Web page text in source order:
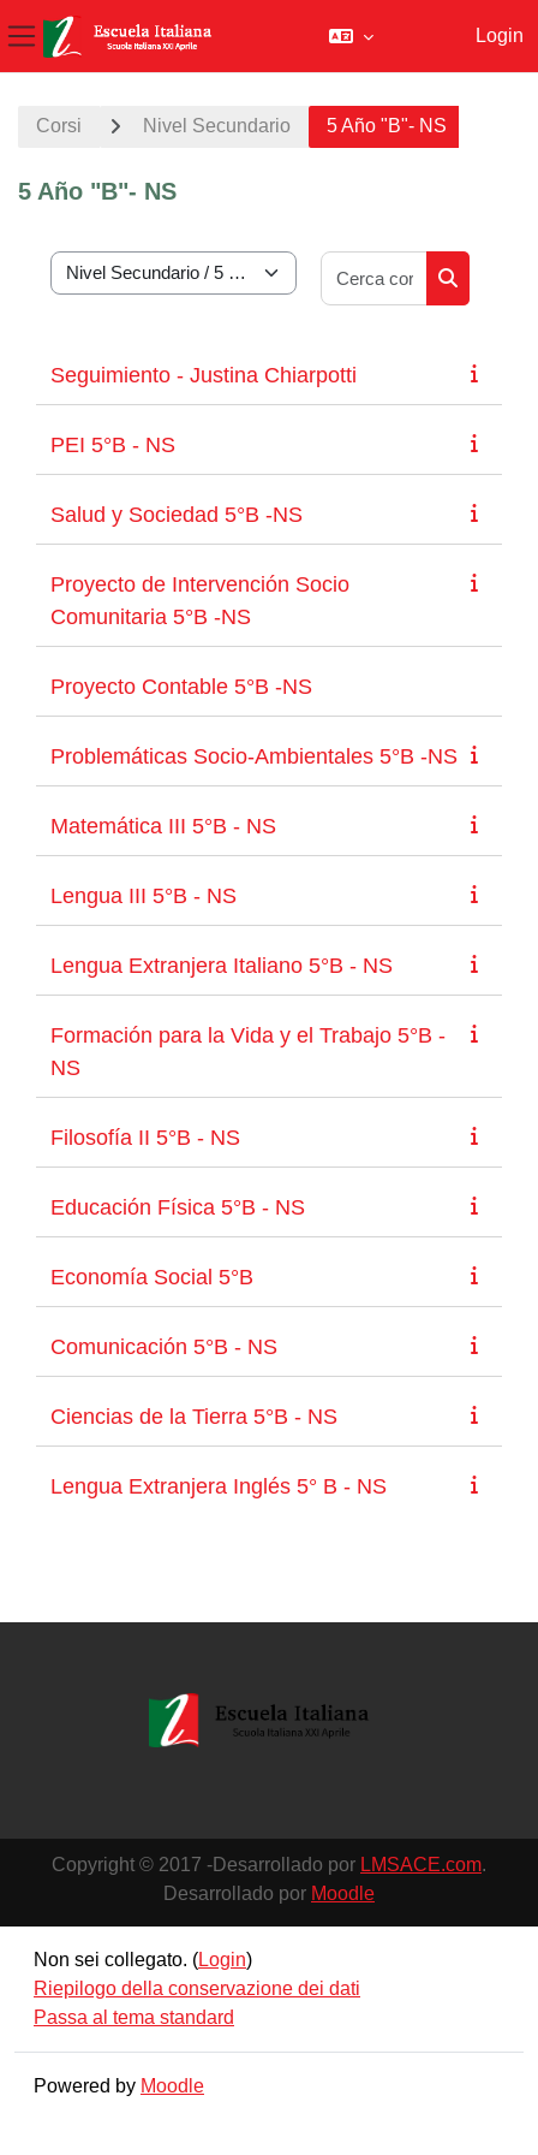
Pannello laterale
Login
Corsi Nivel Secundario 5 Año "B"- NS
5 Año "B"- NS
Categorie di corso
Cerca corsi
Seguimiento - Justina Chiarpotti
PEI 5°B - NS
Salud y Sociedad 5°B -NS
Proyecto de Intervención Socio
Comunitaria 5°B -NS
Proyecto Contable 5°B -NS
Problemáticas Socio-Ambientales 5°B -NS
Matemática III 5°B - NS
Lengua III 5°B - NS
Lengua Extranjera Italiano 5°B - NS
Formación para la Vida y el Trabajo 5°B -
NS
Filosofía II 5°B - NS
Educación Física 5°B - NS
Economía Social 5°B
Comunicación 5°B - NS
Ciencias de la Tierra 5°B - NS
Lengua Extranjera Inglés 5° B - NS
Copyright © 2017 -Desarrollado por LMSACE.com.
Desarrollado por Moodle
Non sei collegato. (Login)
Riepilogo della conservazione dei dati
Passa al tema standard
Powered by Moodle